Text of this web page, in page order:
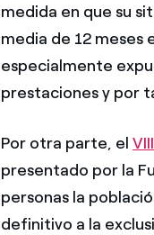
medida en que su
media de 12
especialmente
prestaciones y por
Por otra parte, el
presentado por la
personas la
definitivo a la